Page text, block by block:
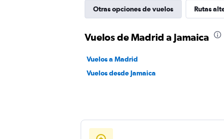
Otras opciones de vuelos Rutas
Vuelos de Madrid a Jamaica
Vuelos a Madrid
Vuelos desde Jamaica